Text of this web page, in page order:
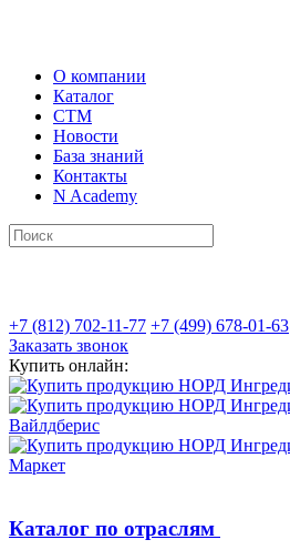
О компании
Каталог
СТМ
Новости
База знаний
Контакты
N Academy
+7 (812) 702-11-77 +7 (499) 678-01-63
Заказать звонок
Купить онлайн:
Каталог по отраслям